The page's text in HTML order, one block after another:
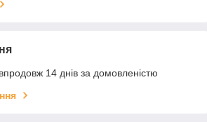
14 днів за домовленістю